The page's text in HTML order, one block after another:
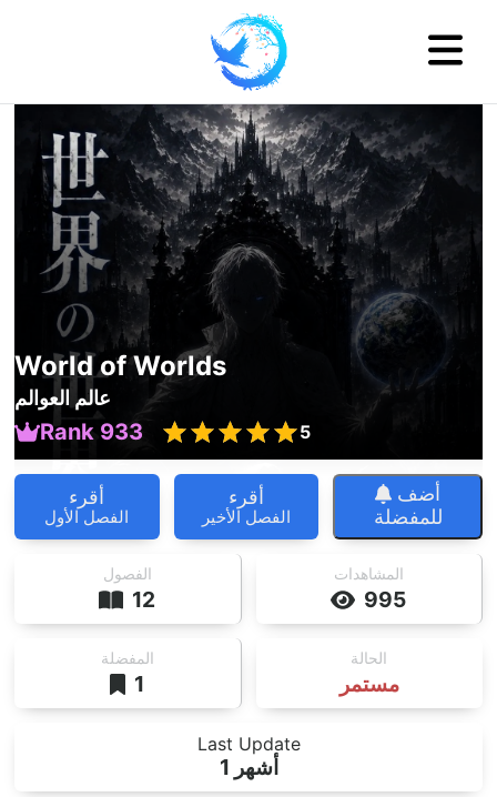
World of Worlds
عالم العوالم
Rank 933 5
أقرء
الفصل الأول
أقرء
الفصل الأخير
أضف
للمفضلة
12
الفصول
995
المشاهدات
1
المفضلة
مستمر
الحالة
Last Update
1 أشهر